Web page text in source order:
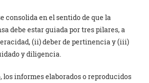
consolida en el sentido de que la
debe estar guiada por tres pilares, a
(ii) deber de pertinencia y (iii)
y diligencia.
los informes elaborados o reproducidos